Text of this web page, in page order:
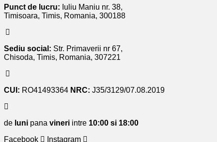
Punct de lucru: Iuliu Maniu nr. 38,
Timisoara, Timis, Romania, 300188
Sediu social: Str. Primaverii nr 67,
Chisoda, Timis, Romania, 307221
CUI: RO41493364 NRC: J35/3129/07.08.2019
de luni pana vineri intre 10:00 si 18:00
Facebook
Instagram